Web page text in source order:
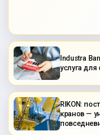
Industra
услуга для
RIKON:
кранов —